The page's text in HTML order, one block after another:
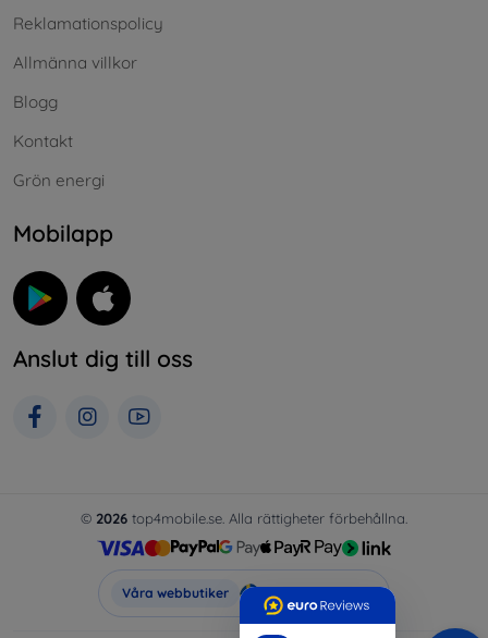
Reklamationspolicy
Allmänna villkor
Blogg
Kontakt
Grön energi
Mobilapp
Anslut dig till oss
© 2026 top4mobile.se. Alla rättigheter förbehållna.
Våra webbutiker Top4Mobile.se